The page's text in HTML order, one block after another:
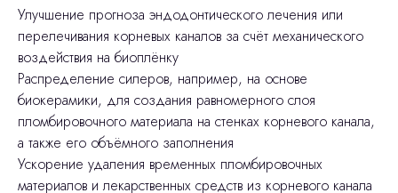
Улучшение прогноза эндодонтического лечения или
перелечивания корневых каналов за счёт механического
воздействия на биоплёнку
Распределение силеров, например, на основе
биокерамики, для создания равномерного слоя
пломбировочного материала на стенках корневого канала,
а также его объёмного заполнения
Ускорение удаления временных пломбировочных
материалов и лекарственных средств из корневого канала